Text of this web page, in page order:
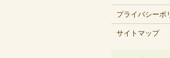
プライバシーポ
サイトマップ